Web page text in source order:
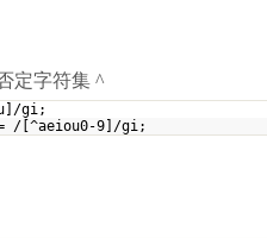
定字符集 ^
gi;
= /[^aeiou0-9]/gi;